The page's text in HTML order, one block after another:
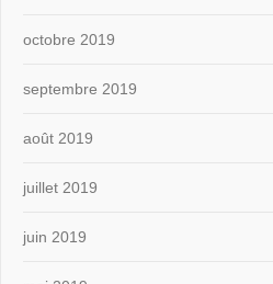
octobre 2019
septembre 2019
août 2019
juillet 2019
juin 2019